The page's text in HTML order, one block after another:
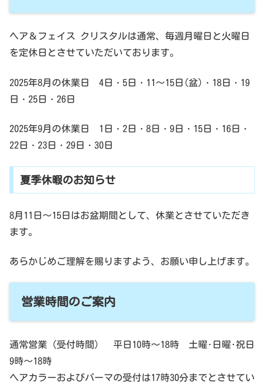
ヘア＆フェイス クリスタルは通常、毎週月曜日と火曜日
を定休日とさせていただいております。
2025年8月の休業日 4日・5日・11～15日(盆)・18日・19
日・25日・26日
2025年9月の休業日 1日・2日・8日・9日・15日・16日・
22日・23日・29日・30日
夏季休暇のお知らせ
8月11日～15日はお盆期間として、休業とさせていただき
ます。
あらかじめご理解を賜りますよう、お願い申し上げます。
営業時間のご案内
通常営業（受付時間） 平日10時～18時 土曜･日曜･祝日
9時～18時
ヘアカラーおよびパーマの受付は17時30分までとさせてい